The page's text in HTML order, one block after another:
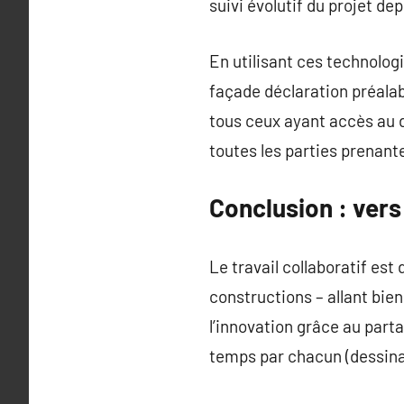
suivi évolutif du projet
En utilisant ces
façade déclaration
tous ceux ayant accès
toutes les parties
Conclusion :
Le travail collaboratif est
constructions – allant
l’innovation grâce au
temps par chacun